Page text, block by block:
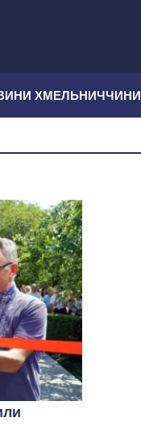
ХМЕЛЬНИЧЧИНИ